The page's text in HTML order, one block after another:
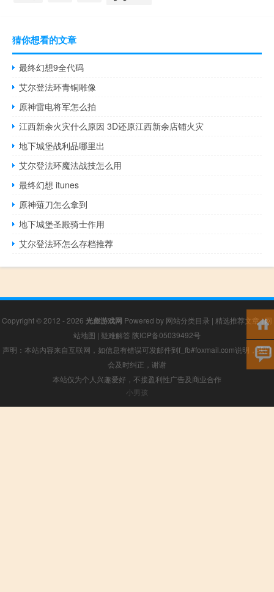
猜你想看的文章
最终幻想9全代码
艾尔登法环青铜雕像
原神雷电将军怎么拍
江西新余火灾什么原因 3D还原江西新余店铺火灾
地下城堡战利品哪里出
艾尔登法环魔法战技怎么用
最终幻想 itunes
原神薙刀怎么拿到
地下城堡圣殿骑士作用
艾尔登法环怎么存档推荐
Copyright © 2012 - 2026 光彪游戏网 Powered by 网站分类目录 | 精选推荐文章|网
站地图 | 疑难解答 陕ICP备05039492号
声明：本站内容来自互联网，如信息有错误可发邮件到f_fb#foxmail.com说明，我们
会及时纠正，谢谢
本站仅为个人兴趣爱好，不接盈利性广告及商业合作
小男孩